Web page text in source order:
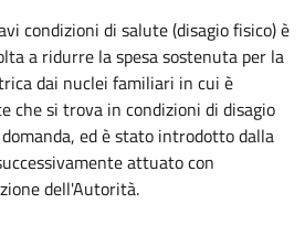
condizioni di salute (disagio fisico)è
a ridurre la spesa sostenuta per la
dai nuclei familiari in cui è
che si trova in condizioni di disagio
ed èstato introdotto dalla
attuato con
dell'Autorità.